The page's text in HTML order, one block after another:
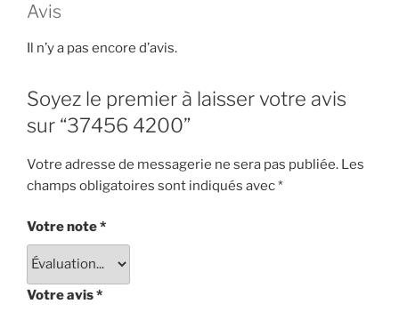
Avis
Il n’y a pas encore d’avis.
Soyez le premier à laisser votre avis
sur “37456 4200”
Votre adresse de messagerie ne sera pas publiée. Les
champs obligatoires sont indiqués avec*
Votre note*
Votre avis*